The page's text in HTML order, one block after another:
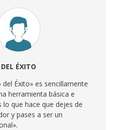
ÉXITO
del Éxito» es sencillamente
herramienta básica e
lo que hace que dejes de
y pases a ser un